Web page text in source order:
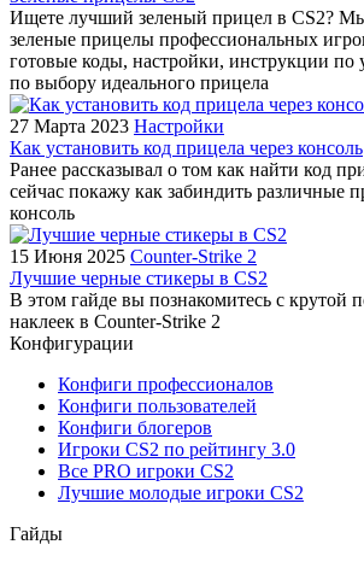
Ищете лучший зеленый прицел в CS2?
зеленые прицелы профессиональных
готовые коды, настройки, инструкции по
по выбору идеального прицела
27 Марта 2023 Настройки
Как установить код прицела через консоль
Ранее рассказывал о том как найти код
сейчас покажу как забиндить различные
консоль
15 Июня 2025 Counter-Strike 2
Лучшие черные стикеры в CS2
В этом гайде вы познакомитесь с крутой
наклеек в Counter-Strike 2
Конфигурации
Конфиги профессионалов
Конфиги пользователей
Конфиги блогеров
Игроки CS2 по рейтингу 3.0
Все PRO игроки CS2
Лучшие молодые игроки CS2
Гайды